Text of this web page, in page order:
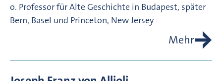
o. Professor für Alte Geschichte in Budapest, später
Bern, Basel und Princeton, New Jersey
Mehr